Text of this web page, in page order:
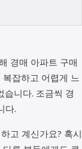
경매 아파트 구매
잡하고 어렵게 느
습니다. 조금씩 경
다.
고 계신가요? 혹시